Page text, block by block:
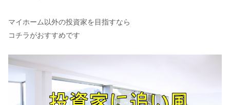
マイホーム以外の投資家を目指すなら
コチラがおすすめです